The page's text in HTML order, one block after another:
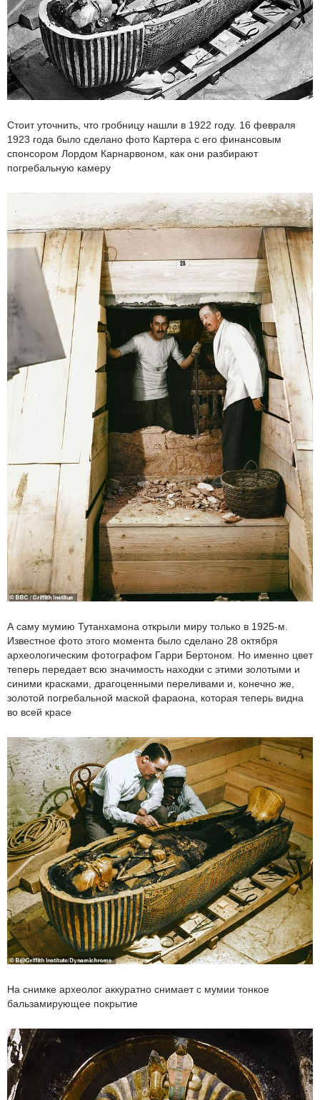
Стоит уточнить, что гробницу нашли в 1922 году. 16 февраля
1923 года было сделано фото Картера с его финансовым
спонсором Лордом Карнарвоном, как они разбирают
погребальную камеру
А саму мумию Тутанхамона открыли миру только в 1925-м.
Известное фото этого момента было сделано 28 октября
археологическим фотографом Гарри Бертоном. Но именно цвет
теперь передает всю значимость находки с этими золотыми и
синими красками, драгоценными переливами и, конечно же,
золотой погребальной маской фараона, которая теперь видна
во всей красе
На снимке археолог аккуратно снимает с мумии тонкое
бальзамирующее покрытие